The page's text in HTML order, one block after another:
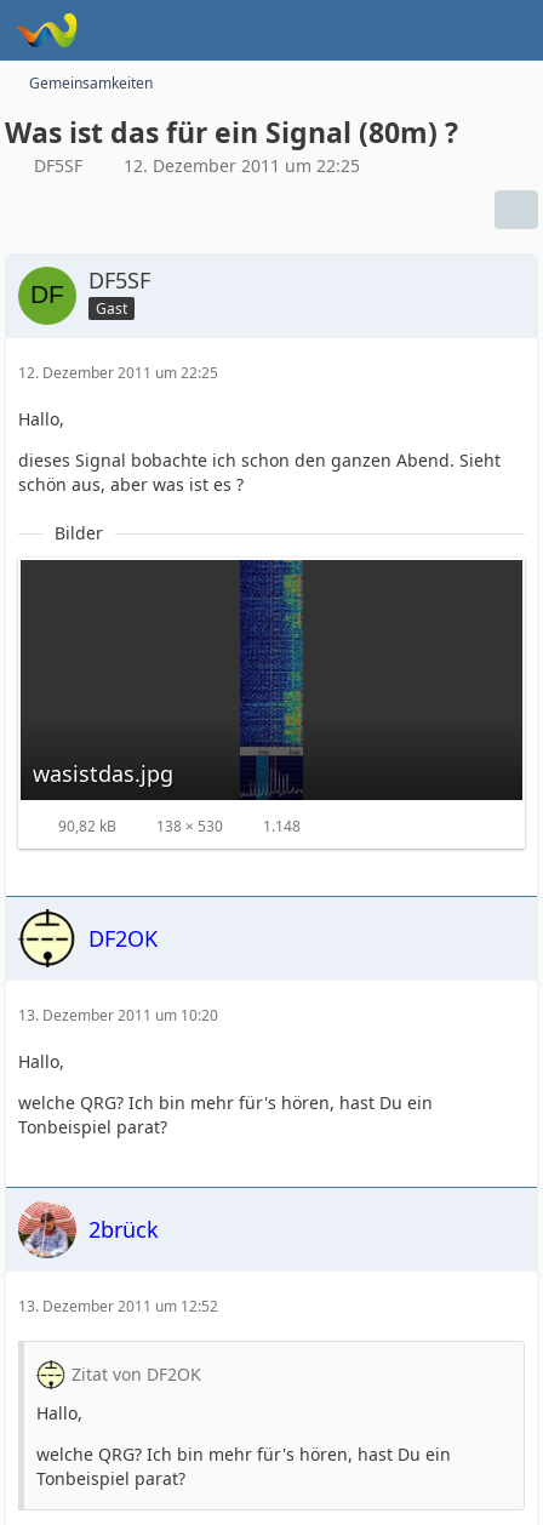
Gemeinsamkeiten
Was ist das für ein Signal (80m) ?
DF5SF 12. Dezember 2011 um 22:25
DF5SF
Gast
12. Dezember 2011 um 22:25
Hallo,
dieses Signal bobachte ich schon den ganzen Abend. Sieht
schön aus, aber was ist es ?
Bilder
wasistdas.jpg
90,82 kB 138 × 530 1.148
DF2OK
13. Dezember 2011 um 10:20
Hallo,
welche QRG? Ich bin mehr für's hören, hast Du ein
Tonbeispiel parat?
2brück
13. Dezember 2011 um 12:52
Zitat von DF2OK
Hallo,
welche QRG? Ich bin mehr für's hören, hast Du ein
Tonbeispiel parat?